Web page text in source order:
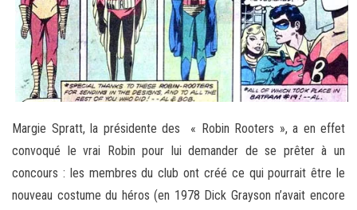
Margie Spratt, la présidente des « Robin Rooters », a en effet
convoqué le vrai Robin pour lui demander de se prêter à un
concours : les membres du club ont créé ce qui pourrait être le
nouveau costume du héros (en 1978 Dick Grayson n’avait encore